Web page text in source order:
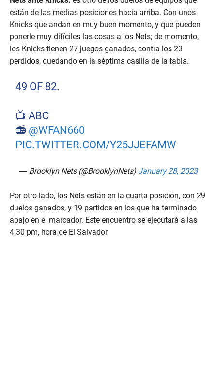
están de las medias posiciones hacia arriba. Con unos
Knicks que andan en muy buen momento, y que pueden
ponerle muy difíciles las cosas a los Nets; de momento,
los Knicks tienen 27 juegos ganados, contra los 23
perdidos, quedando en la séptima casilla de la tabla.
49 OF 82.
📺 ABC
📻 @WFAN660
PIC.TWITTER.COM/Y25JJEFAMW
— Brooklyn Nets (@BrooklynNets) January 28, 2023
Por otro lado, los Nets están en la cuarta posición, con 29
duelos ganados, y 19 partidos en los que ha terminado
abajo en el marcador. Este encuentro se ejecutará a las
4:30 pm, hora de El Salvador.